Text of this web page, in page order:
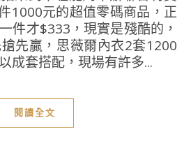
1000元的超值零碼商品，正
件才$333，現實是殘酷的，
先贏，思薇爾內衣2套1200
成套搭配，現場有許多...
閱讀全文